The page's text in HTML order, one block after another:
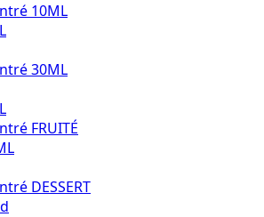
10ML
30ML
FRUITÉ
DESSERT